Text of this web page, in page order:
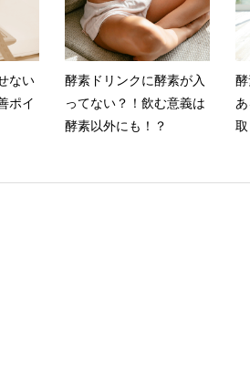
ない
ポイ
酵素ドリンクに酵素が入
ってない？！飲む意義は
酵素以外にも！？